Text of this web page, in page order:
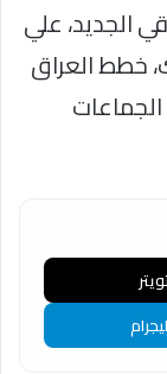
الجديد، علي
خطط العراق